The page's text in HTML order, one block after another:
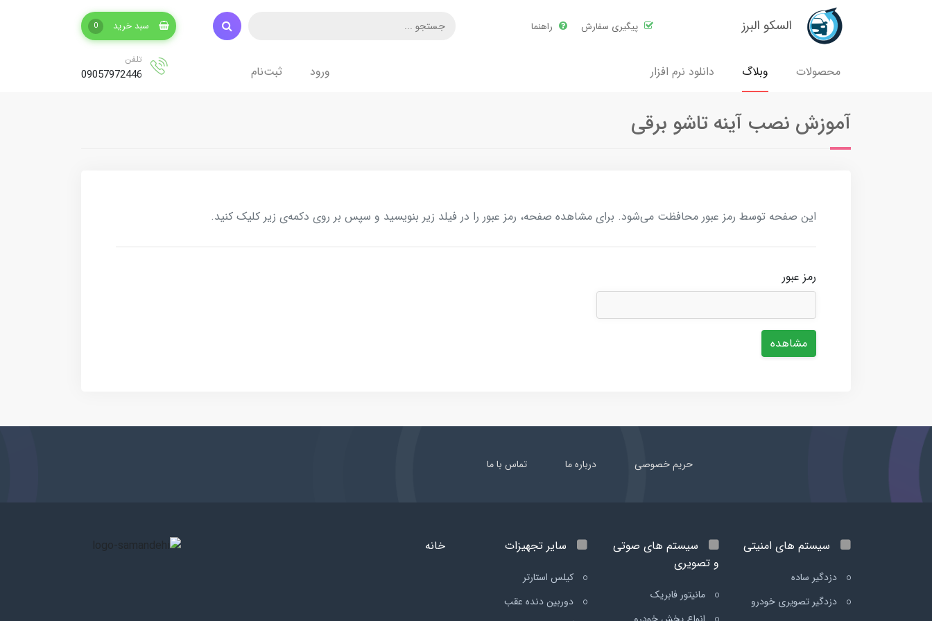
السکو البرز پیگیری سفارش راهنما سبد خرید 0
محصولات وبلاگ دانلود نرم افزار ورود ثبت‌نام
تلفن
09057972446
آموزش نصب آینه تاشو برقی
این صفحه توسط رمز عبور محافظت می‌شود. برای مشاهده صفحه، رمز عبور را در فیلد زیر بنویسید و سپس بر روی دکمه‌ی زیر کلیک کنید.
رمز عبور
مشاهده
حریم خصوصی درباره ما تماس با ما
سیستم های امنیتی
دزدگیر ساده
دزدگیر تصویری خودرو
سیستم های صوتی
و تصویری
مانیتور فابریک
سایر تجهیزات
کیلس استارتر
دوربین دنده عقب
خانه